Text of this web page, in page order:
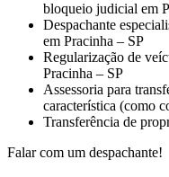
bloqueio judicial em
Despachante
em Pracinha – SP
Regularização de
Pracinha – SP
Assessoria para
característica (como
Transferência de
Falar com um despachante!